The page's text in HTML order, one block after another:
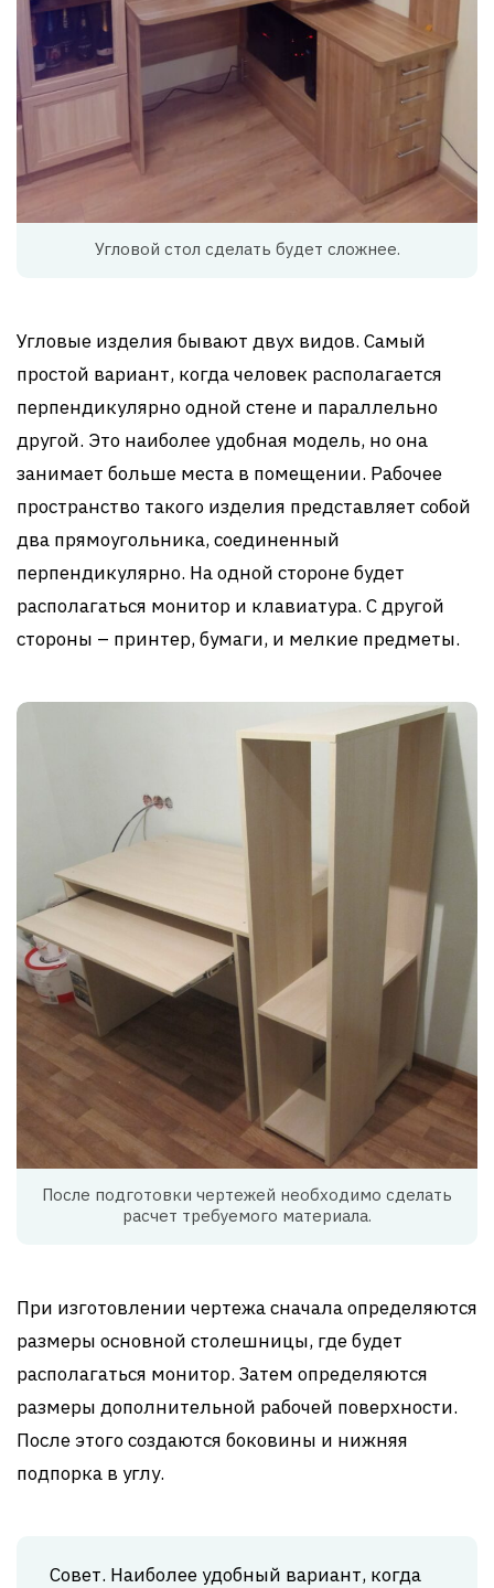
Угловой стол сделать будет сложнее.
Угловые изделия бывают двух видов. Самый
простой вариант, когда человек располагается
перпендикулярно одной стене и параллельно
другой. Это наиболее удобная модель, но она
занимает больше места в помещении. Рабочее
пространство такого изделия представляет собой
два прямоугольника, соединенный
перпендикулярно. На одной стороне будет
располагаться монитор и клавиатура. С другой
стороны – принтер, бумаги, и мелкие предметы.
После подготовки чертежей необходимо сделать
расчет требуемого материала.
При изготовлении чертежа сначала определяются
размеры основной столешницы, где будет
располагаться монитор. Затем определяются
размеры дополнительной рабочей поверхности.
После этого создаются боковины и нижняя
подпорка в углу.
Совет. Наиболее удобный вариант, когда